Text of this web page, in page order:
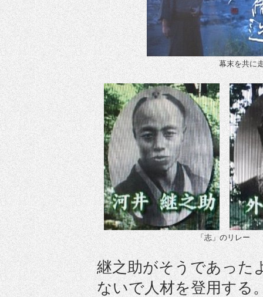
幕末を共に
「志」のリレー
継之助がそうであった
ないで人材を登用する